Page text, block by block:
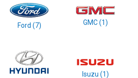
Ford (7)‎ GMC (1)‎
Isuzu (1)‎